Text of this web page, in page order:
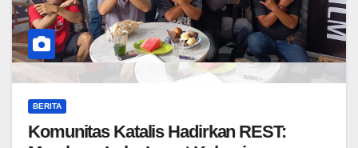
BERITA
Komunitas Katalis Hadirkan REST: